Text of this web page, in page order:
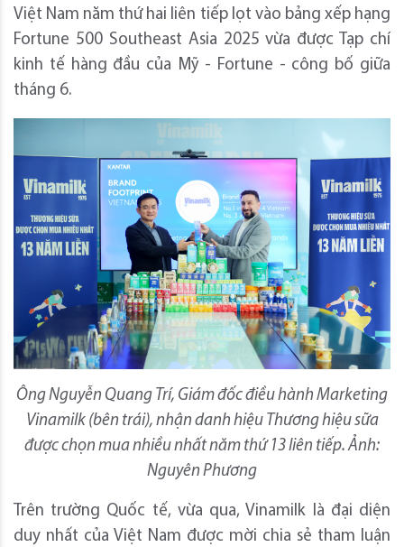
Việt Nam năm thứ hai liên tiếp lọt vào bảng xếp hạng
Fortune 500 Southeast Asia 2025 vừa được Tạp chí
kinh tế hàng đầu của Mỹ - Fortune - công bố giữa
tháng 6.
Ông Nguyễn Quang Trí, Giám đốc điều hành Marketing
Vinamilk (bên trái), nhận danh hiệu Thương hiệu sữa
được chọn mua nhiều nhất năm thứ 13 liên tiếp. Ảnh:
Nguyên Phương
Trên trường Quốc tế, vừa qua, Vinamilk là đại diện
duy nhất của Việt Nam được mời chia sẻ tham luận